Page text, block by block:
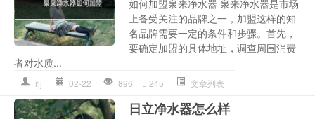
如何加盟泉来净水器 泉来净水器是市场
上备受关注的品牌之一，加盟这样的知
名品牌需要一定的条件和步骤。首先，
要确定加盟的具体地址，调查周围消费
者对水质...
rlj 02-22 896 245 文章列表
日立净水器怎么样